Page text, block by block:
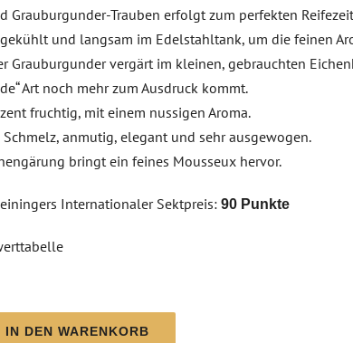
Grauburgunder-Trauben erfolgt zum perfekten
und langsam im Edelstahltank, um die feinen
Grauburgunder vergärt im kleinen, gebrauchten
Art noch mehr zum Ausdruck kommt.
fruchtig, mit einem nussigen Aroma.
anmutig, elegant und sehr ausgewogen.
bringt ein feines Mousseux hervor.
Internationaler Sektpreis: 90 Punkte
IN DEN WARENKORB